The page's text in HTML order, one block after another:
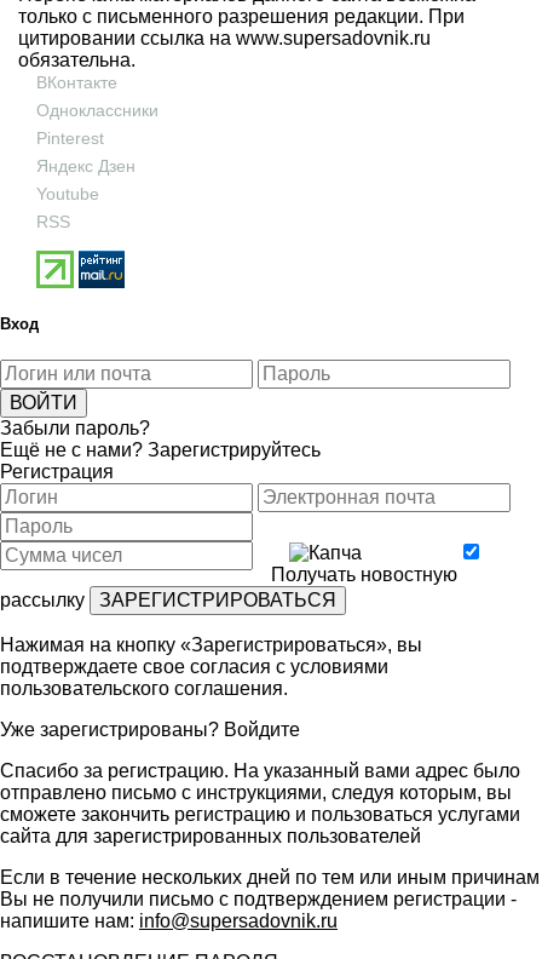
только с письменного разрешения редакции. При
цитировании ссылка на www.supersadovnik.ru
обязательна.
ВКонтакте
Одноклассники
Pinterest
Яндекс Дзен
Youtube
RSS
Вход
Забыли пароль?
Ещё не с нами? Зарегистрируйтесь
Регистрация
Получать новостную
рассылку
Нажимая на кнопку «Зарегистрироваться», вы
подтверждаете свое согласия с условиями
пользовательского соглашения.
Уже зарегистрированы? Войдите
Спасибо за регистрацию. На указанный вами адрес было
отправлено письмо с инструкциями, следуя которым, вы
сможете закончить регистрацию и пользоваться услугами
сайта для зарегистрированных пользователей
Если в течение нескольких дней по тем или иным причинам
Вы не получили письмо с подтверждением регистрации -
напишите нам: info@supersadovnik.ru